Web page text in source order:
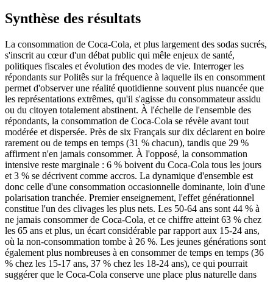
Synthèse des résultats
La consommation de Coca-Cola, et plus largement des sodas sucrés,
s'inscrit au cœur d'un débat public qui mêle enjeux de santé,
politiques fiscales et évolution des modes de vie. Interroger les
répondants sur Politês sur la fréquence à laquelle ils en consomment
permet d'observer une réalité quotidienne souvent plus nuancée que
les représentations extrêmes, qu'il s'agisse du consommateur assidu
ou du citoyen totalement abstinent. À l'échelle de l'ensemble des
répondants, la consommation de Coca-Cola se révèle avant tout
modérée et dispersée. Près de six Français sur dix déclarent en boire
rarement ou de temps en temps (31 % chacun), tandis que 29 %
affirment n'en jamais consommer. À l'opposé, la consommation
intensive reste marginale : 6 % boivent du Coca-Cola tous les jours
et 3 % se décrivent comme accros. La dynamique d'ensemble est
donc celle d'une consommation occasionnelle dominante, loin d'une
polarisation tranchée. Premier enseignement, l'effet générationnel
constitue l'un des clivages les plus nets. Les 50-64 ans sont 44 % à
ne jamais consommer de Coca-Cola, et ce chiffre atteint 63 % chez
les 65 ans et plus, un écart considérable par rapport aux 15-24 ans,
où la non-consommation tombe à 26 %. Les jeunes générations sont
également plus nombreuses à en consommer de temps en temps (36
% chez les 15-17 ans, 37 % chez les 18-24 ans), ce qui pourrait
suggérer que le Coca-Cola conserve une place plus naturelle dans